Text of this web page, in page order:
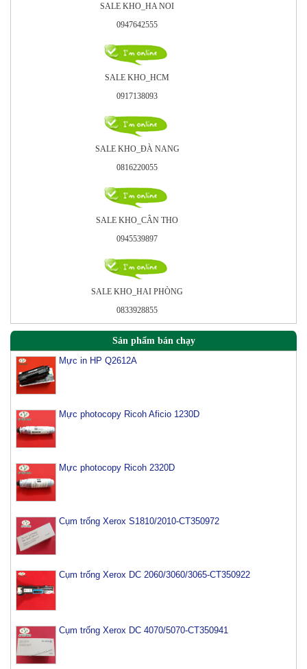
SALE KHO_HA NOI
0947642555
SALE KHO_HCM
0917138093
SALE KHO_ÐÀ NANG
0816220055
SALE KHO_CÂN THO
0945539897
SALE KHO_HAI PHÒNG
0833928855
Sản phẩm bán chạy
Mực in HP Q2612A
Mực photocopy Ricoh Aficio 1230D
Mực photocopy Ricoh 2320D
Cụm trống Xerox S1810/2010-CT350972
Cụm trống Xerox DC 2060/3060/3065-CT350922
Cụm trống Xerox DC 4070/5070-CT350941